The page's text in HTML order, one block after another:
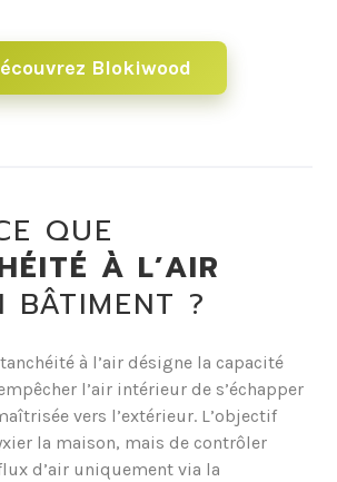
Blokiwood
QUE
À L’AIR
BÂTIMENT ?
à l’air désigne la capacité
l’air intérieur de s’échapper
vers l’extérieur. L’objectif
la maison, mais de contrôler
d’air uniquement via la